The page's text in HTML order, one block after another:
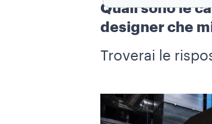
Quali sono le
designer che
Troverai le